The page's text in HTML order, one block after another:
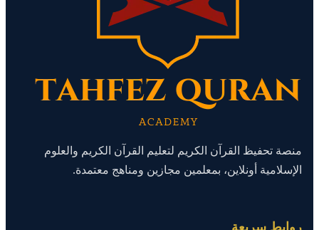
منصة تحفيظ القرآن الكريم لتعليم القرآن الكريم والعلوم
الإسلامية أونلاين، بمعلمين مجازين ومناهج معتمدة.